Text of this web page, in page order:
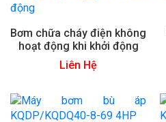
Bơm chữa cháy điện không
hoạt động khi khởi động
Liên Hệ